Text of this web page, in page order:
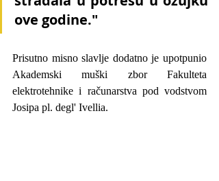
ove godine."
Prisutno misno slavlje dodatno je upotpunio
Akademski muški zbor Fakulteta
elektrotehnike i računarstva pod vodstvom
Josipa pl. degl' Ivellia.